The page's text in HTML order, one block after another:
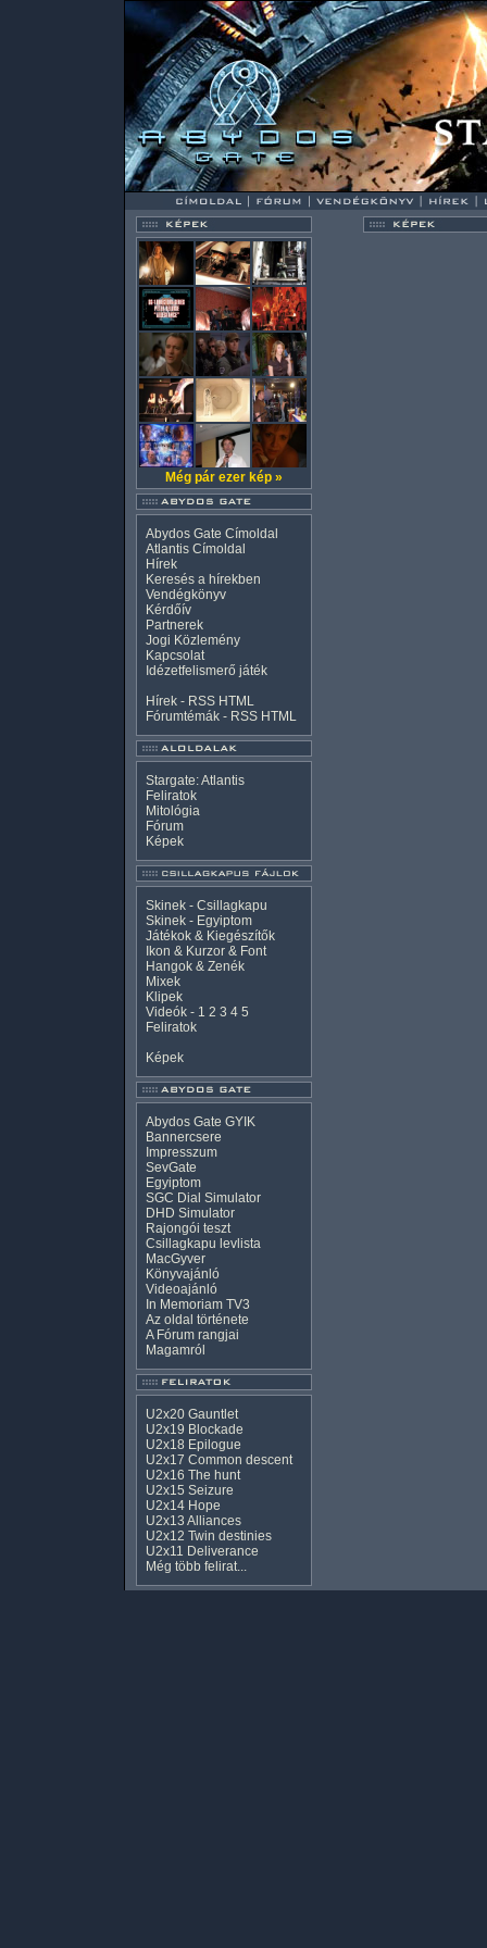
Még pár ezer kép »
Abydos Gate Címoldal
Atlantis Címoldal
Hírek
Keresés a hírekben
Vendégkönyv
Kérdőív
Partnerek
Jogi Közlemény
Kapcsolat
Idézetfelismerő játék
Hírek - RSS HTML
Fórumtémák - RSS HTML
Stargate: Atlantis
Feliratok
Mitológia
Fórum
Képek
Skinek - Csillagkapu
Skinek - Egyiptom
Játékok & Kiegészítők
Ikon & Kurzor & Font
Hangok & Zenék
Mixek
Klipek
Videók- 1 2 3 4 5
Feliratok
Képek
Abydos Gate GYIK
Bannercsere
Impresszum
SevGate
Egyiptom
SGC Dial Simulator
DHD Simulator
Rajongói teszt
Csillagkapu levlista
MacGyver
Könyvajánló
Videoajánló
In Memoriam TV3
Az oldal története
A Fórum rangjai
Magamról
U2x20 Gauntlet
U2x19 Blockade
U2x18 Epilogue
U2x17 Common descent
U2x16 The hunt
U2x15 Seizure
U2x14 Hope
U2x13 Alliances
U2x12 Twin destinies
U2x11 Deliverance
Még több felirat...